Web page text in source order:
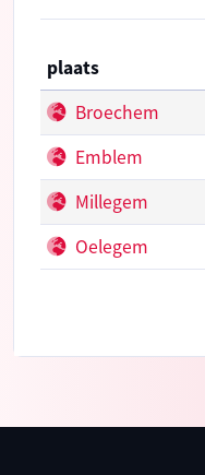
plaats
Broechem
Emblem
Millegem
Oelegem